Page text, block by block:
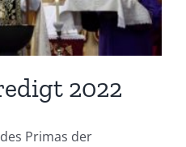
2022
Primas der